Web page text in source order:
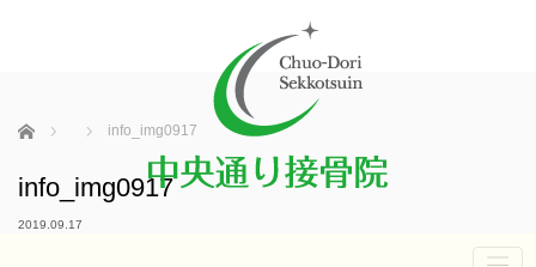
ホーム info_img0917
info_img0917
2019.09.17